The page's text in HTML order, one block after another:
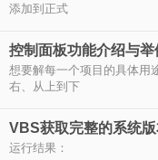
添加到正式
控制面板功能介绍与举
想要解每一个项目的具体用
右、从上到下
VBS获取完整的系统
运行结果：